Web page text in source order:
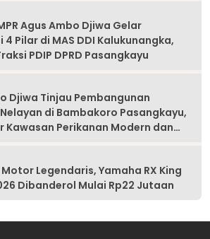
Agus Ambo Djiwa Gelar
4 Pilar di MAS DDI Kalukunangka,
PDIP DPRD Pasangkayu
Djiwa Tinjau Pembangunan
di Bambakoro Pasangkayu,
Kawasan Perikanan Modern dan
Legendaris, Yamaha RX King
Dibanderol Mulai Rp22 Jutaan